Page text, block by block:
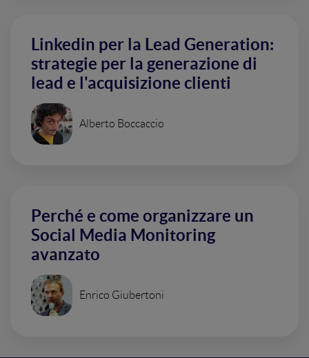
Linkedin per la Lead Generation:
strategie per la generazione di
lead e l'acquisizione clienti
Alberto Boccaccio
Perché e come organizzare un
Social Media Monitoring
avanzato
Enrico Giubertoni